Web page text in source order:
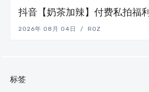
抖音【奶茶加辣】付费私拍福利
2026年 08月 04日 ROZ
标签